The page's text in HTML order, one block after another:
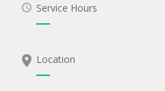
Service Hours
Location